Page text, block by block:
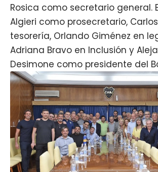
Rosica como secretario general.
Algieri como prosecretario,
tesorería, Orlando Giménez en
Adriana Bravo en Inclusión y
Desimone como presidente del